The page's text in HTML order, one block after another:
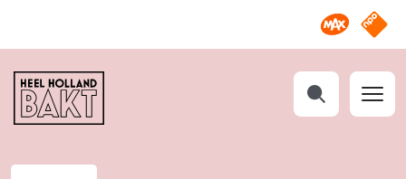
Omroep
NPO
Heel
Holland
Bakt